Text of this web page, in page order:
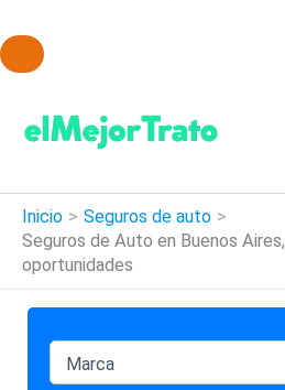
contenido
Inicio
Seguros de auto
Seguros de Auto en Buenos
oportunidades